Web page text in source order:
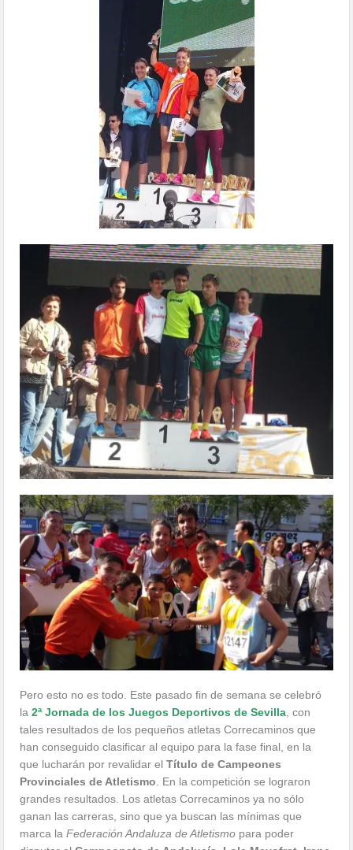
la2ª Jornada de los Juegos Deportivos de Sevilla, con
tales resultados de los pequeños atletas Correcaminos que
han conseguido clasificar al equipo para la fase final, en la
que lucharán por revalidar elTítulo de Campeones
Provinciales de Atletismo. En la competición se lograron
grandes resultados. Los atletas Correcaminos ya no sólo
ganan las carreras, sino que ya buscan las mínimas que
marca laFederación Andaluza de Atletismo para poder
disputar elCampeonato de Andalucía.Lola Mayofret, Irene